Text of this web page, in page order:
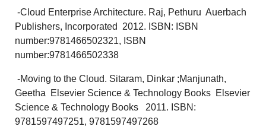
-Cloud Enterprise Architecture. Raj, Pethuru Auerbach
Publishers, Incorporated 2012. ISBN: ISBN
number:9781466502321, ISBN
number:9781466502338
-Moving to the Cloud. Sitaram, Dinkar ;Manjunath,
Geetha Elsevier Science & Technology Books Elsevier
Science & Technology Books 2011. ISBN:
9781597497251, 9781597497268